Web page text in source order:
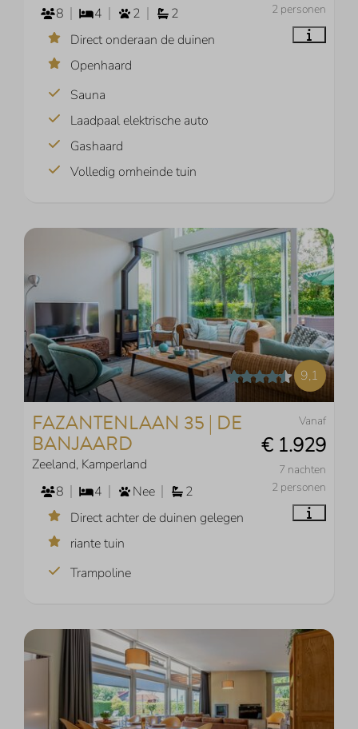
2 personen
8
4 2
2
Direct onderaan de duinen
Openhaard
Sauna
Laadpaal elektrische auto
Gashaard
Volledig omheinde tuin
9,1
Vanaf
€ 1.929
7 nachten
2 personen
FAZANTENLAAN 35 | DE
BANJAARD
Zeeland, Kamperland
8
4 Nee
2
Direct achter de duinen gelegen
riante tuin
Trampoline